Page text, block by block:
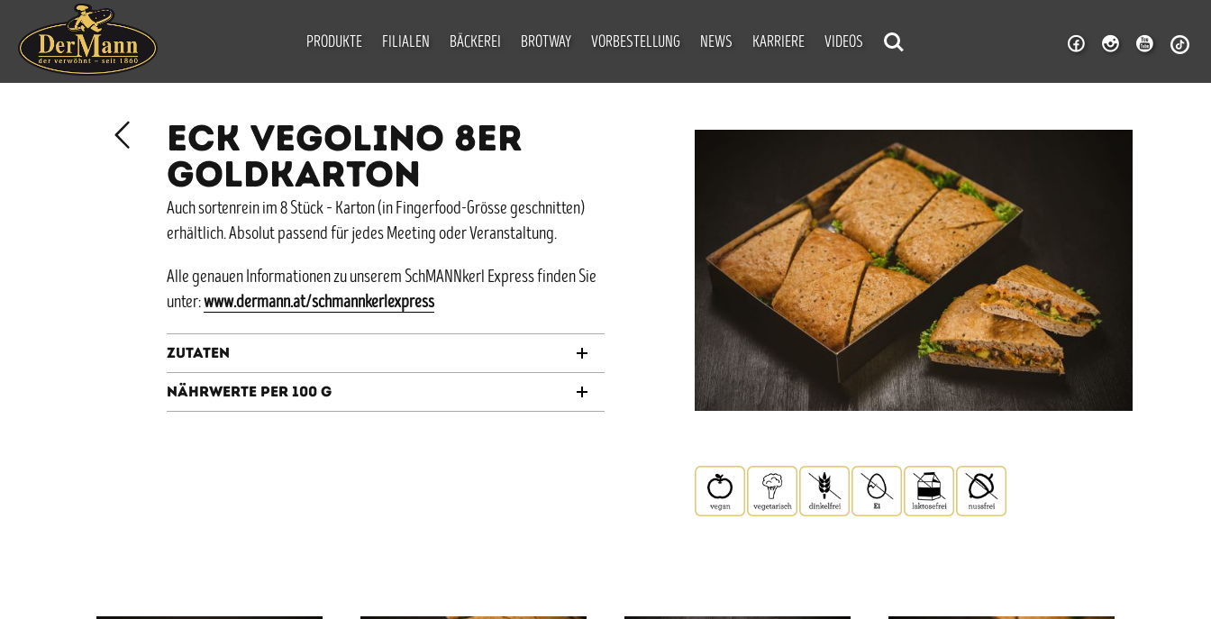
PRODUKTE FILIALEN BÄCKEREI BROTWAY VORBESTELLUNG NEWS KARRIERE VIDEOS
ECK VEGOLINO 8ER
GOLDKARTON
Auch sortenrein im 8 Stück – Karton (in Fingerfood-Grösse geschnitten)
erhältlich. Absolut passend für jedes Meeting oder Veranstaltung.
Alle genauen Informationen zu unserem SchMANNkerl Express finden Sie
unter:www.dermann.at/schmannkerlexpress
Zutaten
Nährwerte per 100 g